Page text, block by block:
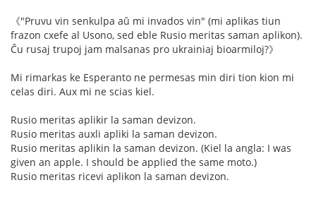
《"Pruvu vin senkulpa aŭ mi invados vin" (mi aplikas tiun
frazon cxefe al Usono, sed eble Rusio meritas saman aplikon).
Ĉu rusaj trupoj jam malsanas pro ukrainiaj bioarmiloj?》
Mi rimarkas ke Esperanto ne permesas min diri tion kion mi
celas diri. Aux mi ne scias kiel.
Rusio meritas aplikir la saman devizon.
Rusio meritas auxli apliki la saman devizon.
Rusio meritas aplikin la saman devizon. (Kiel la angla: I was
given an apple. I should be applied the same moto.)
Rusio meritas ricevi aplikon la saman devizon.